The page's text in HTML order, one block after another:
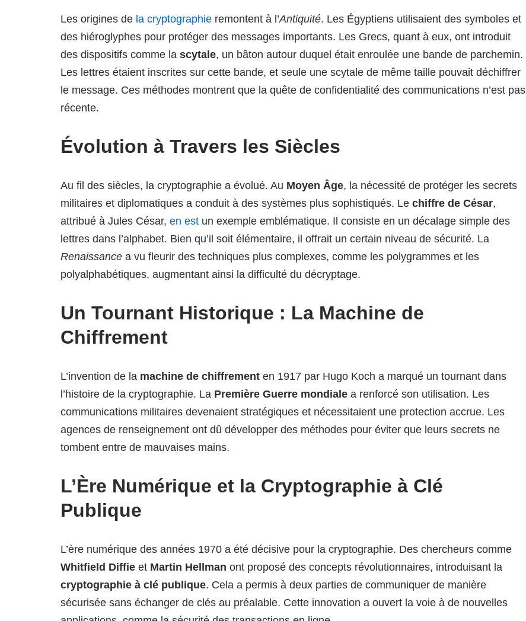
Les origines de la cryptographie remontent à l’Antiquité. Les Égyptiens utilisaient des symboles et
des hiéroglyphes pour protéger des messages importants. Les Grecs, quant à eux, ont introduit
des dispositifs comme la scytale, un bâton autour duquel était enroulée une bande de parchemin.
Les lettres étaient inscrites sur cette bande, et seule une scytale de même taille pouvait déchiffrer
le message. Ces méthodes montrent que la quête de confidentialité des communications n’est pas
récente.
Évolution à Travers les Siècles
Au fil des siècles, la cryptographie a évolué. Au Moyen Âge, la nécessité de protéger les secrets
militaires et diplomatiques a conduit à des systèmes plus sophistiqués. Le chiffre de César,
attribué à Jules César, en est un exemple emblématique. Il consiste en un décalage simple des
lettres dans l’alphabet. Bien qu’il soit élémentaire, il offrait un certain niveau de sécurité. La
Renaissance a vu fleurir des techniques plus complexes, comme les polygrammes et les
polyalphabétiques, augmentant ainsi la difficulté du décryptage.
Un Tournant Historique : La Machine de
Chiffrement
L’invention de la machine de chiffrement en 1917 par Hugo Koch a marqué un tournant dans
l’histoire de la cryptographie. La Première Guerre mondiale a renforcé son utilisation. Les
communications militaires devenaient stratégiques et nécessitaient une protection accrue. Les
agences de renseignement ont dû développer des méthodes pour éviter que leurs secrets ne
tombent entre de mauvaises mains.
L’Ère Numérique et la Cryptographie à Clé
Publique
L’ère numérique des années 1970 a été décisive pour la cryptographie. Des chercheurs comme
Whitfield Diffie et Martin Hellman ont proposé des concepts révolutionnaires, introduisant la
cryptographie à clé publique. Cela a permis à deux parties de communiquer de manière
sécurisée sans échanger de clés au préalable. Cette innovation a ouvert la voie à de nouvelles